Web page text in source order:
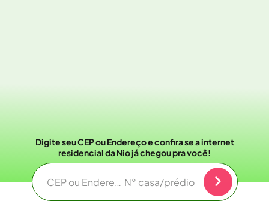
Digite seu CEP ou Endereço e confira se a internet
residencial da Nio já chegou pra você!
CEP ou EndereçoN° casa/prédio